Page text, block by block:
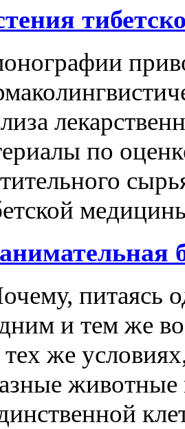
по
питаясь
и тем же
же
животные